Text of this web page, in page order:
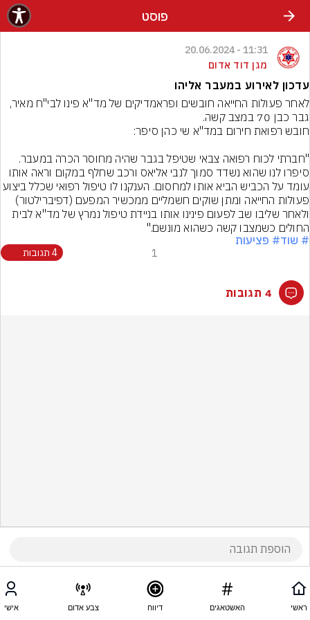
פוסט
11:31 - 20.06.2024
מגן דוד אדום
עדכון לאירוע במעבר אליהו
עומד על הכביש הביא אותו למחסום. הענקנו לו טיפול רפואי שכלל ביצוע
ולאחר שליבו שב לפעום פינינו אותו בניידת טיפול נמרץ של מד"א לבית
החולים כשמצבו קשה כשהוא מונשם."
# שוד# פציעות
1 4 תגובות
4 תגובות
ראשי האשטאגים דיווח צבע אדום אישי